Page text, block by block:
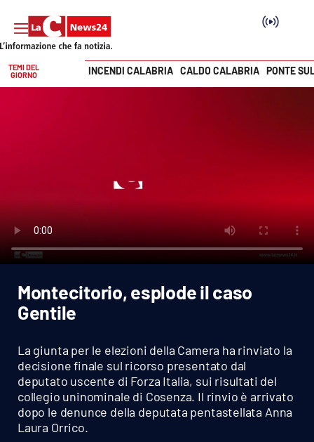
Attualità
Economia e lavoro
Italia Mondo
Sport
Cultura
Podcast
Vai
TEMI DEL
GIORNO
INCENDI CALABRIA CALDO CALABRIA PONTE
Montecitorio, esplode il caso
Gentile
La giunta per le elezioni della Camera ha rinviato la
decisione finale sul ricorso presentato dal
deputato uscente di Forza Italia, sui risultati del
collegio uninominale di Cosenza. Il rinvio è arrivato
dopo le denunce della deputata pentastellata Anna
Laura Orrico.